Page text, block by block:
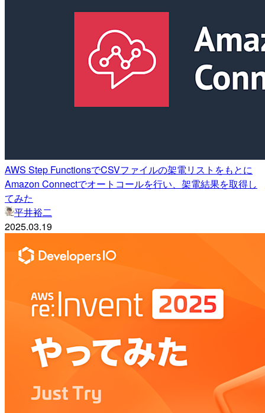
AWS Step FunctionsでCSVファイルの架電リストをもとに
Amazon Connectでオートコールを行い、架電結果を取得し
てみた
平井裕二
2025.03.19